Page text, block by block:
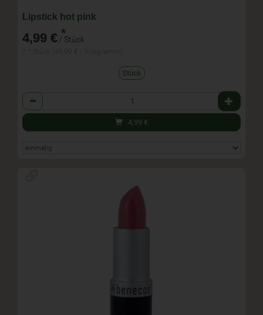
Lipstick hot pink
4,99 € *
/ Stück
Stück
Anzahl
4,99 €